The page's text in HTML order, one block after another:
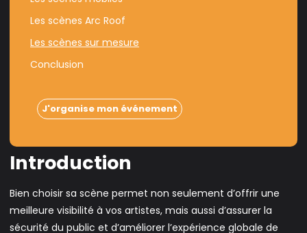
Les scènes Arc Roof
Les scènes sur mesure
Conclusion
J'organise mon événement
Introduction
Bien choisir sa scène permet non seulement d’offrir une
meilleure visibilité à vos artistes, mais aussi d’assurer la
sécurité du public et d’améliorer l’expérience globale de